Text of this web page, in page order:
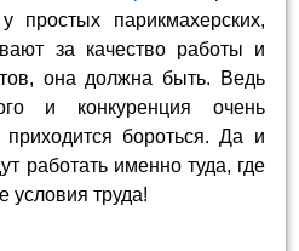
парикмахерских,
за качество работы и
она должна быть. Ведь
и конкуренция очень
бороться. Да и
работать именно туда, где
условия труда!